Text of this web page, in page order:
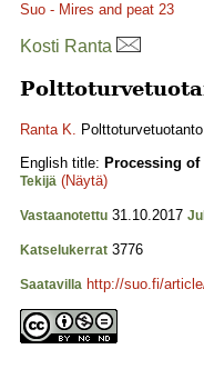
Suo - Mires and peat 23
Kosti Ranta
Ranta K.
English title: Processing
Tekijä (Näytä)
Vastaanotettu 31.10.2017
Katselukerrat 3776
Saatavilla http://suo.fi/